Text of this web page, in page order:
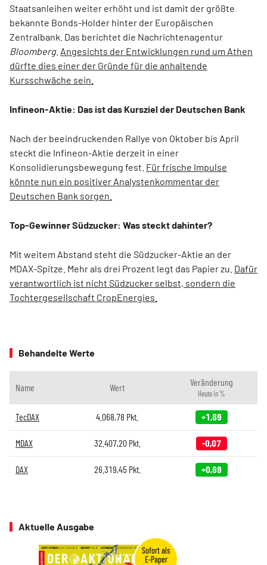
Staatsanleihen weiter erhöht und ist damit der größte
bekannte Bonds-Holder hinter der Europäischen
Zentralbank. Das berichtet die Nachrichtenagentur
Bloomberg. Angesichts der Entwicklungen rund um Athen
dürfte dies einer der Gründe für die anhaltende
Kursschwäche sein.
Infineon-Aktie: Das ist das Kursziel der Deutschen Bank
Nach der beeindruckenden Rallye von Oktober bis April
steckt die Infineon-Aktie derzeit in einer
Konsolidierungsbewegung fest. Für frische Impulse
könnte nun ein positiver Analystenkommentar der
Deutschen Bank sorgen.
Top-Gewinner Südzucker: Was steckt dahinter?
Mit weitem Abstand steht die Südzucker-Aktie an der
MDAX-Spitze. Mehr als drei Prozent legt das Papier zu. Dafür
verantwortlich ist nicht Südzucker selbst, sondern die
Tochtergesellschaft CropEnergies.
Behandelte Werte
Name Wert Veränderung
Heute in %
TecDAX 4.068,78 Pkt. +1,69
MDAX 32.407,20Pkt. -0,07
DAX 26.319,45Pkt. +0,69
Aktuelle Ausgabe